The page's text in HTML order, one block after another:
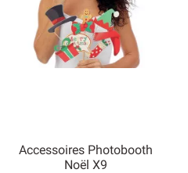
Accessoires Photobooth
Noël X9